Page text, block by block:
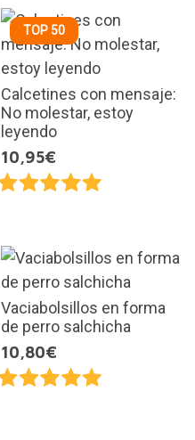
TOP 50
Calcetines con mensaje:
No molestar, estoy
leyendo
10,95€
Vaciabolsillos en forma
de perro salchicha
10,80€